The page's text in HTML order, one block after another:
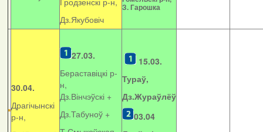
Дз.Якубовіч
З. Гарошка
30.04.
Драгічынскі
р-н,
27.03.
Бераставіцкі р-
н,
Дз.Вінчэўскі +
Дз.Табуноў +
15.03.
Тураў,
Дз.Жураўлёў
03.04